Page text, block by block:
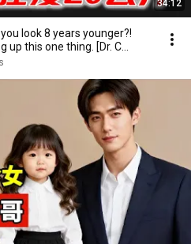
34:12
look 8 years younger?!
up this one thing. [Dr. C...